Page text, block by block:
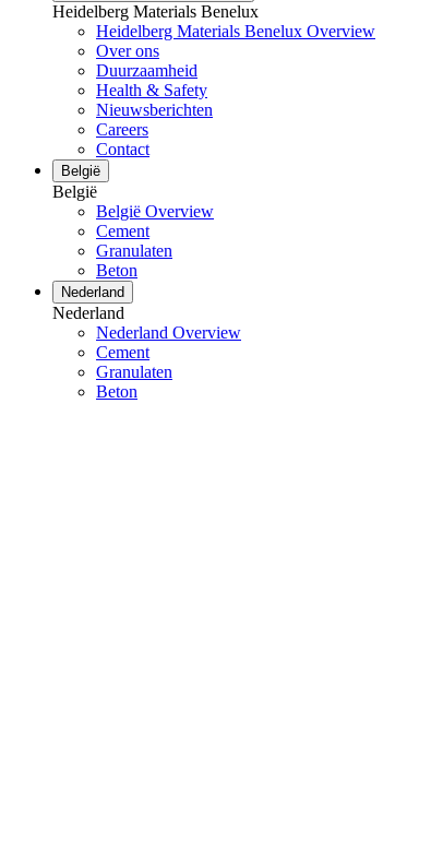
Heidelberg Materials Benelux
Heidelberg Materials Benelux Overview
Over ons
Duurzaamheid
Health & Safety
Nieuwsberichten
Careers
Contact
België
België
België Overview
Cement
Granulaten
Beton
Nederland
Nederland
Nederland Overview
Cement
Granulaten
Beton